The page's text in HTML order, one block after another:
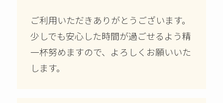
ご利用いただきありがとうございます。
少しでも安心した時間が過ごせるよう精
一杯努めますので、よろしくお願いいた
します。